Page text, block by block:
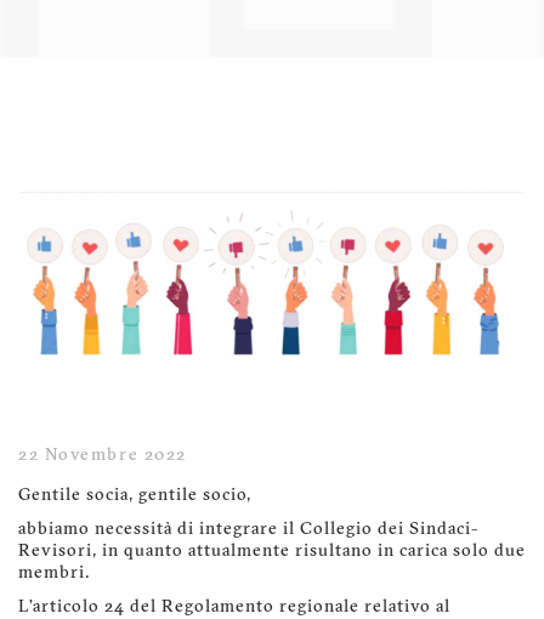
22 Novembre 2022
Gentile socia, gentile socio,
abbiamo necessità di integrare il Collegio dei Sindaci-
Revisori, in quanto attualmente risultano in carica solo due
membri.
L’articolo 24 del Regolamento regionale relativo al